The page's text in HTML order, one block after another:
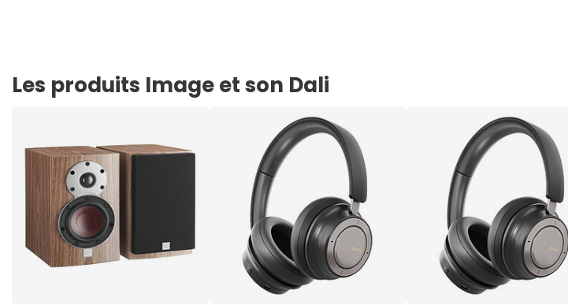
Les produits Image et son Dali